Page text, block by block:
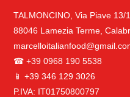
TALMONCINO, Via Piave 13/
88046 Lamezia Terme,
☎ +39 0968 190 5538
📱 +39 346 129 3026
P.IVA: IT01750800797